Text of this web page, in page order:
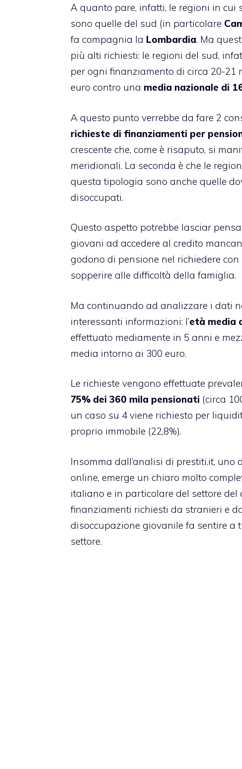
A quanto pare, infatti, le regioni in
sono quelle del sud (in particolare
fa compagnia la Lombardia. Ma
più alti richiesti: le regioni del sud,
per ogni finanziamento di circa 20-21
euro contro una media nazionale di
A questo punto verrebbe da fare 2
richieste di finanziamenti per
crescente che, come è risaputo, si
meridionali. La seconda è che le
questa tipologia sono anche quelle
disoccupati.
Questo aspetto potrebbe lasciar
giovani ad accedere al credito
godono di pensione nel richiedere
sopperire alle difficoltà della famiglia.
Ma continuando ad analizzare i dati
interessanti informazioni: l’età media
effettuato mediamente in 5 anni e
media intorno ai 300 euro.
Le richieste vengono effettuate
75% dei 360 mila pensionati (circa
un caso su 4 viene richiesto per
proprio immobile (22,8%).
Insomma dall’analisi di prestiti.it, uno
online, emerge un chiaro molto
italiano e in particolare del settore
finanziamenti richiesti da stranieri e
disoccupazione giovanile fa sentire a
settore.